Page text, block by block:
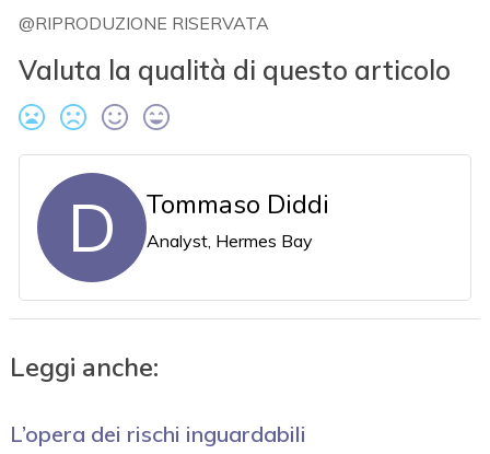
@RIPRODUZIONE RISERVATA
Valuta la qualità di questo articolo
D Tommaso Diddi
Analyst, Hermes Bay
Leggi anche:
L’opera dei rischi inguardabili